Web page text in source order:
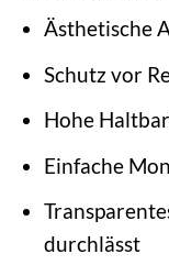
Ästhetische
Schutz vor
Hohe
Einfache
durchlässt